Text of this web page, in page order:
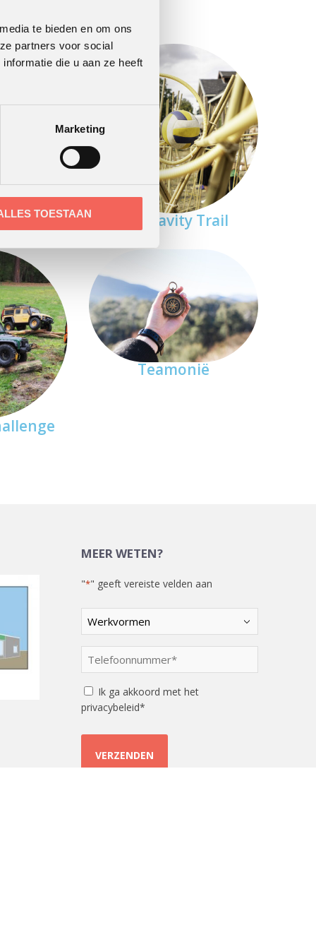
te bieden en om ons
partners voor social
die u aan ze heeft
Marketing
TOESTAAN
De Gravity Trail
Teamonië
MEER WETEN?
"*" geeft vereiste velden aan
Kies
een
optie
*
Telefoonnummer
*
Instemming
Ik ga akkoord met het
privacybeleid*